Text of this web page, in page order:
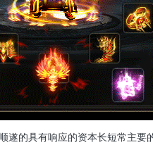
遂的具有响应的资本长短常主要